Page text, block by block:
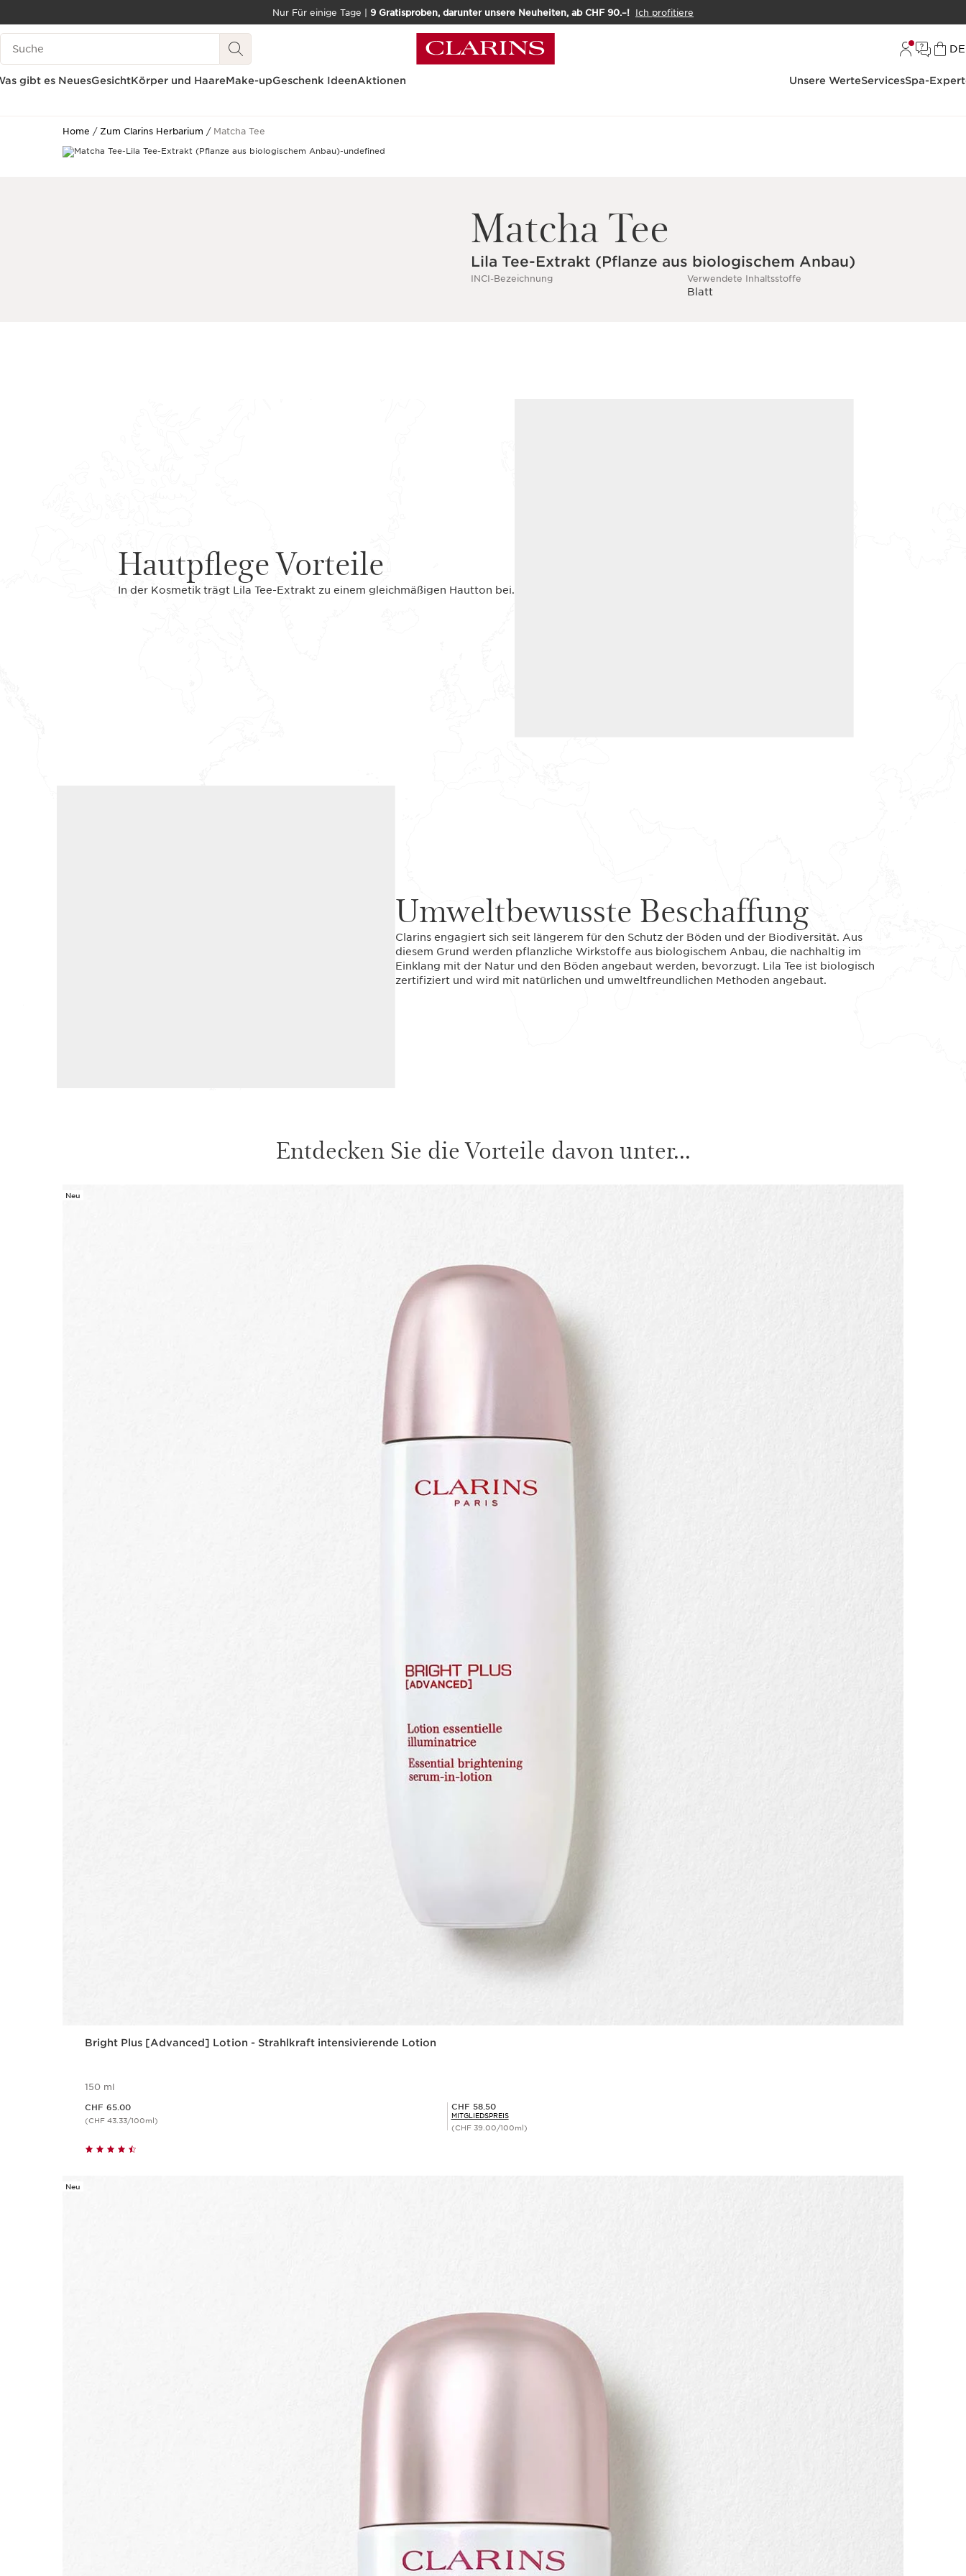
WEITER ZUM INHALT
BARRIEREFREIHEITSWERKZEUG
Nur Für einige Tage | 9 Gratisproben, darunter unsere Neuheiten, ab CHF 90.–! Ich profitiere
Legende suchen
DE
gibt es NeuesGesichtKörper und HaareMake-upGeschenk IdeenAktionen Unsere WerteServicesSpa-
Home Zum Clarins Herbarium Matcha Tee
Matcha Tee
Lila Tee-Extrakt (Pflanze aus biologischem Anbau)
INCI-Bezeichnung Verwendete Inhaltsstoffe
Blatt
Hautpflege Vorteile
In der Kosmetik trägt Lila Tee-Extrakt zu einem gleichmäßigen Hautton bei.
Umweltbewusste Beschaffung
Clarins engagiert sich seit längerem für den Schutz der Böden und der Biodiversität. Aus
diesem Grund werden pflanzliche Wirkstoffe aus biologischem Anbau, die nachhaltig im
Einklang mit der Natur und den Böden angebaut werden, bevorzugt. Lila Tee ist biologisch
zertifiziert und wird mit natürlichen und umweltfreundlichen Methoden angebaut.
Entdecken Sie die Vorteile davon unter...
Neu
Bright Plus [Advanced] Lotion - Strahlkraft intensivierende Lotion
150 ml
CHF 65.00
(CHF 43.33/100ml)
Mitgliederpreis CHF 58.50
CHF 58.50
MITGLIEDSPREIS
(CHF 39.00/100ml)
Neu